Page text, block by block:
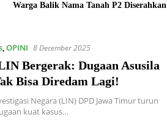
Warga Balik Nama Tanah P2 Diserahkan
,OPINI 8 December 2025
Bergerak: Dugaan Asusila
Bisa Diredam Lagi!
Negara (LIN) DPD Jawa Timur turun
kuat kasus…